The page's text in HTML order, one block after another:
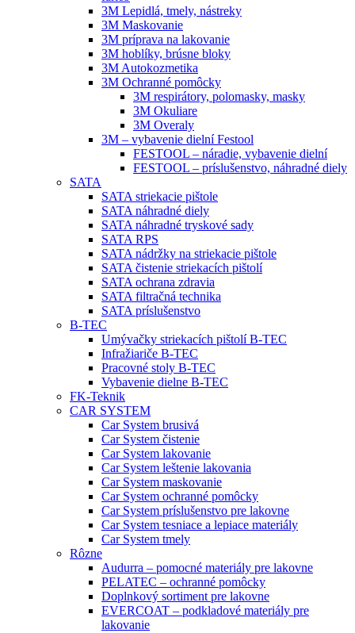
3M Lepidlá, tmely, nástreky
3M Maskovanie
3M príprava na lakovanie
3M hoblíky, brúsne bloky
3M Autokozmetika
3M Ochranné pomôcky
3M respirátory, polomasky, masky
3M Okuliare
3M Overaly
3M – vybavenie dielní Festool
FESTOOL – náradie, vybavenie dielní
FESTOOL – príslušenstvo, náhradné diely
SATA
SATA striekacie pištole
SATA náhradné diely
SATA náhradné tryskové sady
SATA RPS
SATA nádržky na striekacie pištole
SATA čistenie striekacích pištolí
SATA ochrana zdravia
SATA filtračná technika
SATA príslušenstvo
B-TEC
Umývačky striekacích pištolí B-TEC
Infražiariče B-TEC
Pracovné stoly B-TEC
Vybavenie dielne B-TEC
FK-Teknik
CAR SYSTEM
Car System brusivá
Car System čistenie
Car System lakovanie
Car System leštenie lakovania
Car System maskovanie
Car System ochranné pomôcky
Car System príslušenstvo pre lakovne
Car System tesniace a lepiace materiály
Car System tmely
Rôzne
Audurra – pomocné materiály pre lakovne
PELATEC – ochranné pomôcky
Doplnkový sortiment pre lakovne
EVERCOAT – podkladové materiály pre
lakovanie